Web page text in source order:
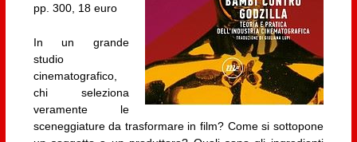
pp. 300, 18 euro
In un grande
studio
cinematografico,
chi seleziona
veramente le
sceneggiature da trasformare in film? Come si sottopone